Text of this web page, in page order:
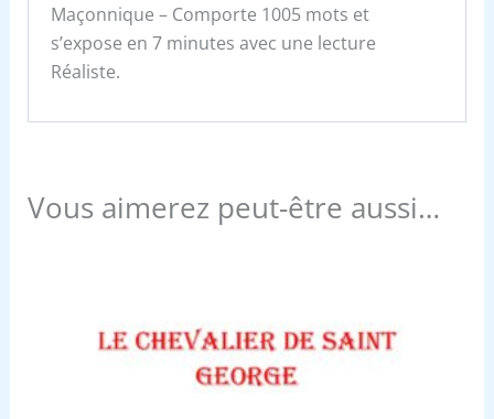
Maçonnique – Comporte 1005 mots et
s’expose en 7 minutes avec une lecture
Réaliste.
Vous aimerez peut-être aussi…